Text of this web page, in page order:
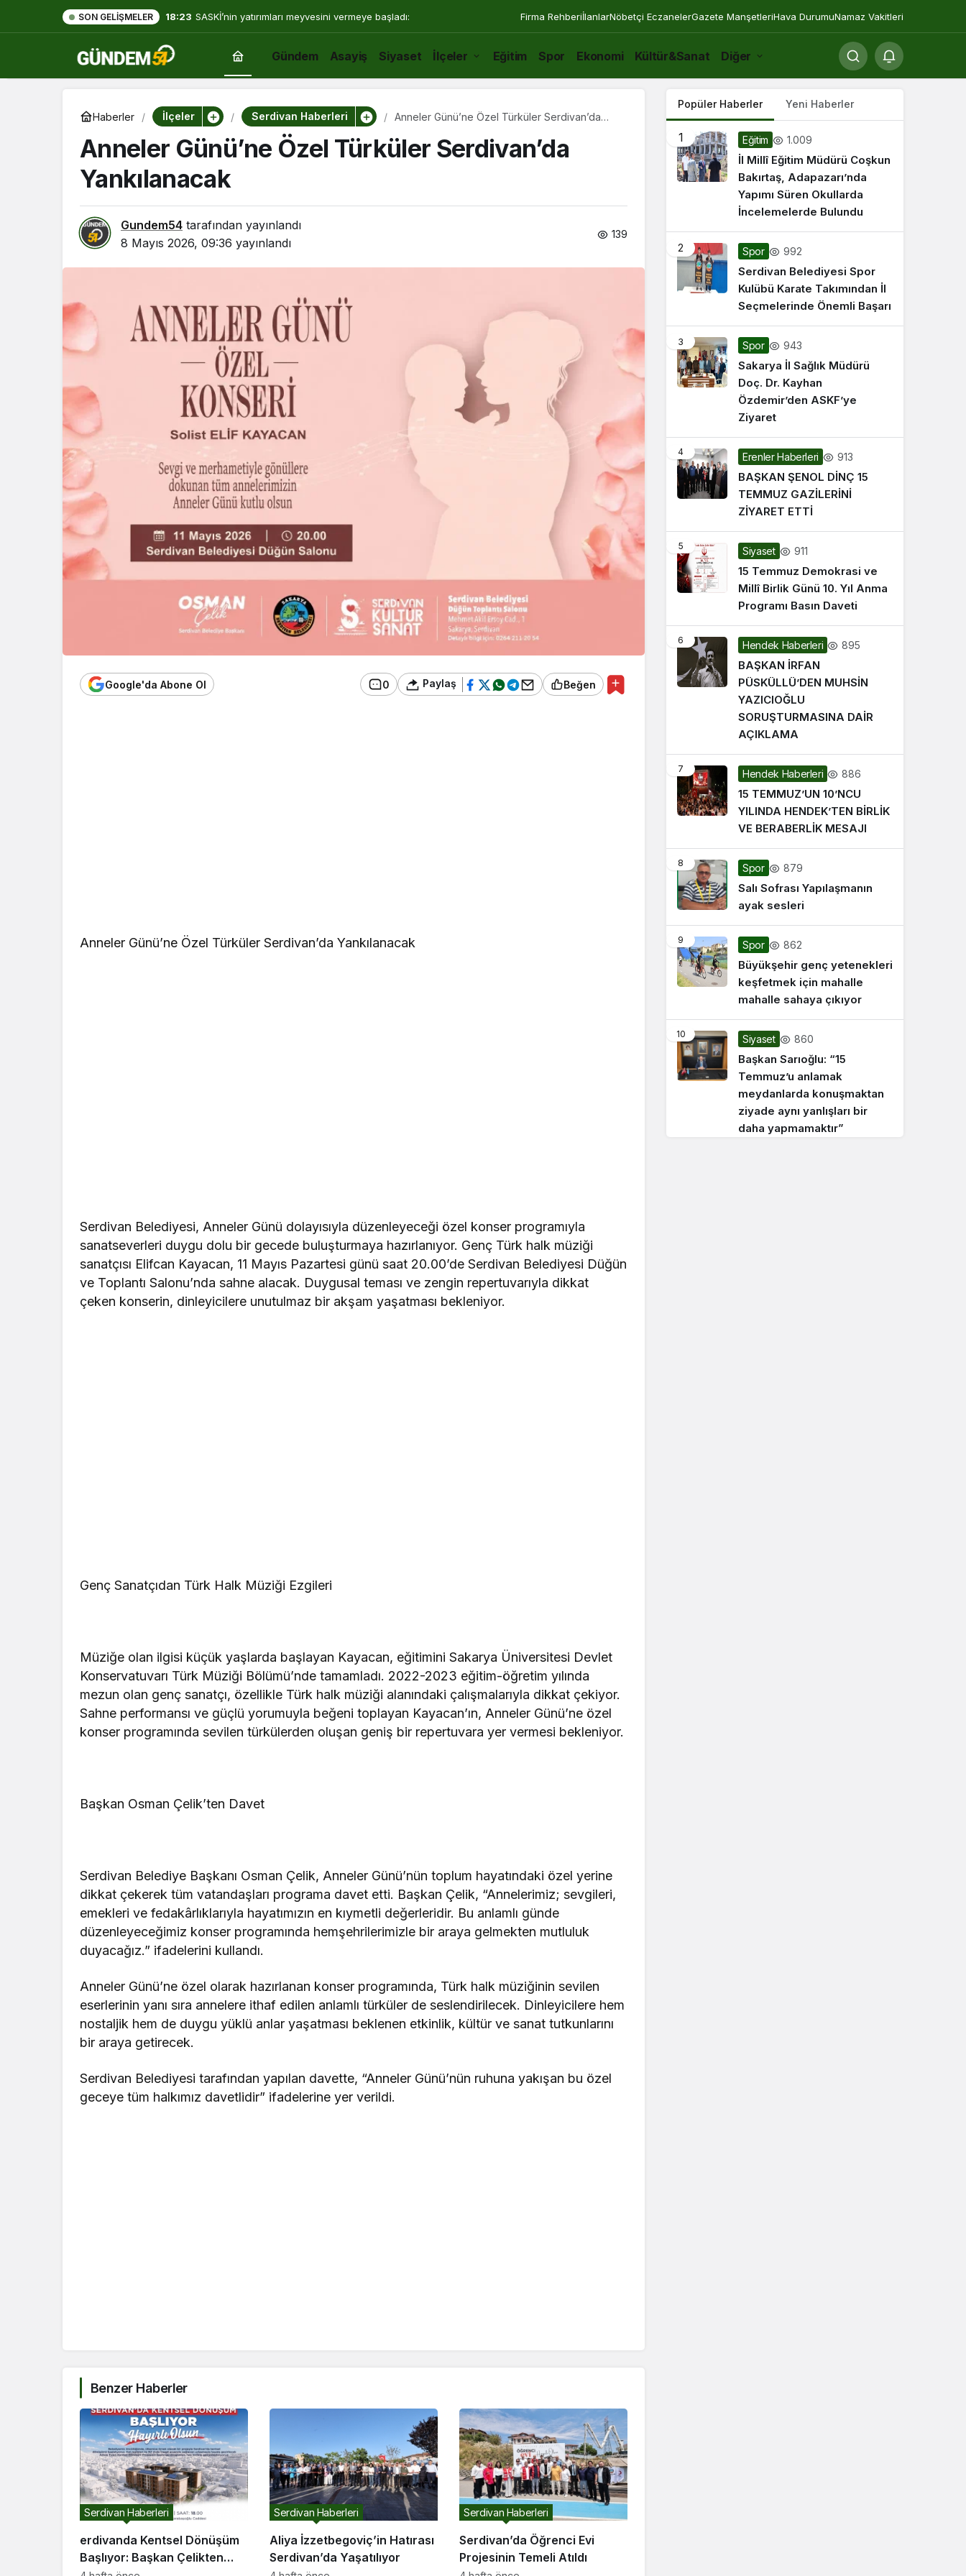
SON GELIŞMELER 18:23 SASKİ’nin yatırımları meyvesini vermeye başladı: Firma RehberiİlanlarNöbetçi EczanelerGazete ManşetleriHava DurumuNamaz Vakitleri
Gündem Asayiş Siyaset İlçeler Eğitim Spor Ekonomi Kültür&Sanat Diğer
Haberler İlçeler Serdivan Haberleri
Anneler Günü’ne Özel Türküler Serdivan’da
Anneler Günü’ne Özel Türküler Serdivan’da
Yankılanacak
Gundem54 tarafından yayınlandı
8 Mayıs 2026, 09:36 yayınlandı
139
Google'da Abone Ol 0 Paylaş Beğen
Anneler Günü’ne Özel Türküler Serdivan’da Yankılanacak
Serdivan Belediyesi, Anneler Günü dolayısıyla düzenleyeceği özel konser programıyla
sanatseverleri duygu dolu bir gecede buluşturmaya hazırlanıyor. Genç Türk halk müziği
sanatçısı Elifcan Kayacan, 11 Mayıs Pazartesi günü saat 20.00’de Serdivan Belediyesi Düğün
ve Toplantı Salonu’nda sahne alacak. Duygusal teması ve zengin repertuvarıyla dikkat
çeken konserin, dinleyicilere unutulmaz bir akşam yaşatması bekleniyor.
Genç Sanatçıdan Türk Halk Müziği Ezgileri
Müziğe olan ilgisi küçük yaşlarda başlayan Kayacan, eğitimini Sakarya Üniversitesi Devlet
Konservatuvarı Türk Müziği Bölümü’nde tamamladı. 2022-2023 eğitim-öğretim yılında
mezun olan genç sanatçı, özellikle Türk halk müziği alanındaki çalışmalarıyla dikkat çekiyor.
Sahne performansı ve güçlü yorumuyla beğeni toplayan Kayacan’ın, Anneler Günü’ne özel
konser programında sevilen türkülerden oluşan geniş bir repertuvara yer vermesi bekleniyor.
Başkan Osman Çelik’ten Davet
Serdivan Belediye Başkanı Osman Çelik, Anneler Günü’nün toplum hayatındaki özel yerine
dikkat çekerek tüm vatandaşları programa davet etti. Başkan Çelik, “Annelerimiz; sevgileri,
emekleri ve fedakârlıklarıyla hayatımızın en kıymetli değerleridir. Bu anlamlı günde
düzenleyeceğimiz konser programında hemşehrilerimizle bir araya gelmekten mutluluk
duyacağız.” ifadelerini kullandı.
Anneler Günü’ne özel olarak hazırlanan konser programında, Türk halk müziğinin sevilen
eserlerinin yanı sıra annelere ithaf edilen anlamlı türküler de seslendirilecek. Dinleyicilere hem
nostaljik hem de duygu yüklü anlar yaşatması beklenen etkinlik, kültür ve sanat tutkunlarını
bir araya getirecek.
Serdivan Belediyesi tarafından yapılan davette, “Anneler Günü’nün ruhuna yakışan bu özel
geceye tüm halkımız davetlidir” ifadelerine yer verildi.
Benzer Haberler
erdivanda Kentsel Dönüşüm
Başlıyor: Başkan Çelikten
Serdivan Haberleri
Aliya İzzetbegoviç’in Hatırası
Serdivan’da Yaşatılıyor
Serdivan Haberleri
Serdivan’da Öğrenci Evi
Projesinin Temeli Atıldı
Serdivan Haberleri
Popüler Haberler Yeni Haberler
1 Eğitim 1.009
İl Millî Eğitim Müdürü Coşkun
Bakırtaş, Adapazarı’nda
Yapımı Süren Okullarda
İncelemelerde Bulundu
2 Spor 992
Serdivan Belediyesi Spor
Kulübü Karate Takımından İl
Seçmelerinde Önemli Başarı
3 Spor 943
Sakarya İl Sağlık Müdürü
Doç. Dr. Kayhan
Özdemir’den ASKF’ye
Ziyaret
4 Erenler Haberleri 913
BAŞKAN ŞENOL DİNÇ 15
TEMMUZ GAZİLERİNİ
ZİYARET ETTİ
5 Siyaset 911
15 Temmuz Demokrasi ve
Millî Birlik Günü 10. Yıl Anma
Programı Basın Daveti
6 Hendek Haberleri 895
BAŞKAN İRFAN
PÜSKÜLLÜ’DEN MUHSİN
YAZICIOĞLU
SORUŞTURMASINA DAİR
AÇIKLAMA
7 Hendek Haberleri 886
15 TEMMUZ’UN 10’NCU
YILINDA HENDEK’TEN BİRLİK
VE BERABERLİK MESAJI
8 Spor 879
Salı Sofrası Yapılaşmanın
ayak sesleri
9 Spor 862
Büyükşehir genç yetenekleri
keşfetmek için mahalle
mahalle sahaya çıkıyor
10 Siyaset 860
Başkan Sarıoğlu: “15
Temmuz’u anlamak
meydanlarda konuşmaktan
ziyade aynı yanlışları bir
daha yapmamaktır”